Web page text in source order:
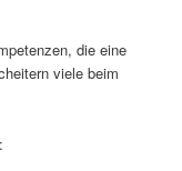
die eine
viele beim